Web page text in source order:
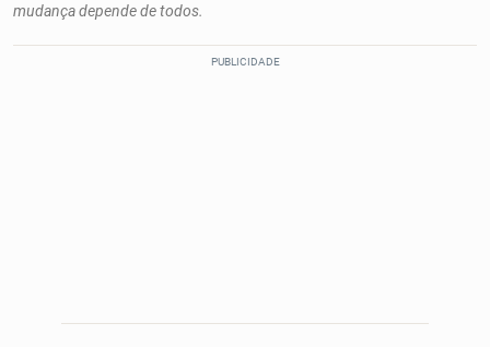
mudança depende de todos.